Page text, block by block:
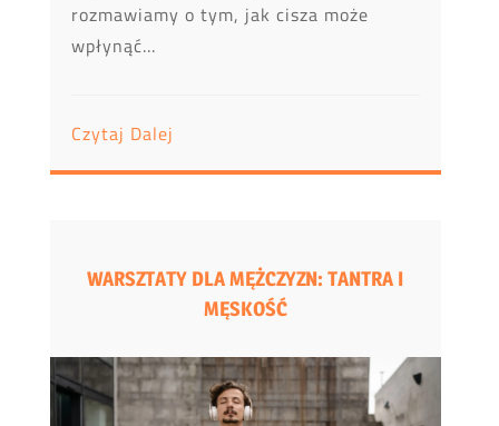
rozmawiamy o tym, jak cisza może
wpłynąć...
Czytaj Dalej
WARSZTATY DLA MĘŻCZYZN: TANTRA I
MĘSKOŚĆ